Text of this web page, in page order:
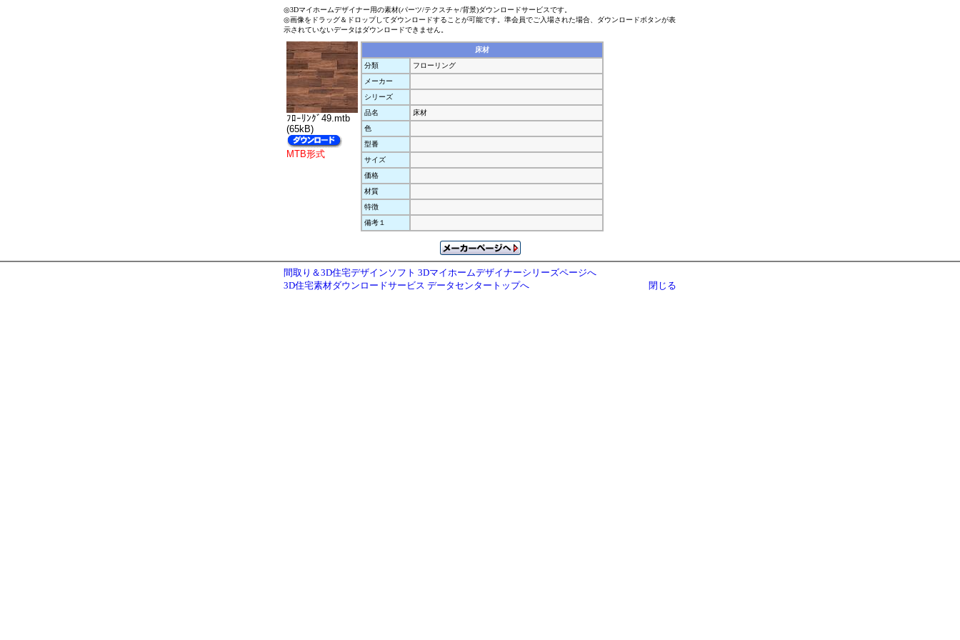
◎3Dマイホームデザイナー用の素材(パーツ/テクスチャ/背景)ダウンロードサービスです。
◎画像をドラッグ＆ドロップしてダウンロードすることが可能です。準会員でご入場された場合、ダウンロードボタンが表
示されていないデータはダウンロードできません。
ﾌﾛｰﾘﾝｸﾞ49.mtb
(65kB)
MTB形式
床材
分類
フローリング
メーカー
シリーズ
品名
床材
色
型番
サイズ
価格
材質
特徴
備考１
間取り＆3D住宅デザインソフト 3Dマイホームデザイナーシリーズページへ
3D住宅素材ダウンロードサービス データセンタートップへ
閉じる